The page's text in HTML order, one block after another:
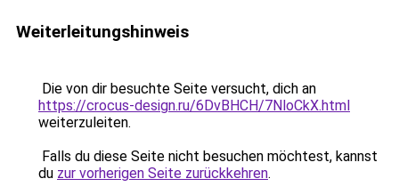
Weiterleitungshinweis
Die von dir besuchte Seite versucht, dich an
https://crocus-design.ru/6DvBHCH/7NloCkX.html
weiterzuleiten.
Falls du diese Seite nicht besuchen möchtest, kannst
du zur vorherigen Seite zurückkehren.